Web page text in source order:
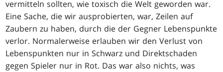
vermitteln sollten, wie toxisch die Welt geworden war.
Eine Sache, die wir ausprobierten, war, Zeilen auf
Zaubern zu haben, durch die der Gegner Lebenspunkte
verlor. Normalerweise erlauben wir den Verlust von
Lebenspunkten nur in Schwarz und Direktschaden
gegen Spieler nur in Rot. Das war also nichts, was